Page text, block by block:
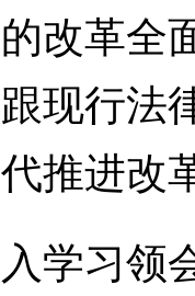
改革全
现行法
推进改
习领